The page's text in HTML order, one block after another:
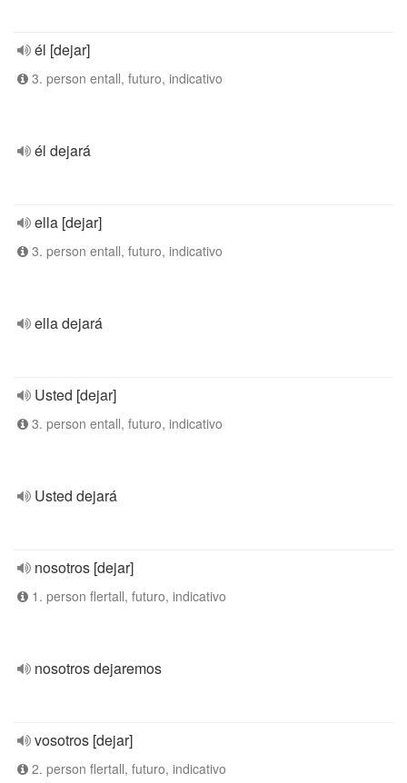
él [dejar]
3. person entall, futuro, indicativo
él dejará
ella [dejar]
3. person entall, futuro, indicativo
ella dejará
Usted [dejar]
3. person entall, futuro, indicativo
Usted dejará
nosotros [dejar]
1. person flertall, futuro, indicativo
nosotros dejaremos
vosotros [dejar]
2. person flertall, futuro, indicativo